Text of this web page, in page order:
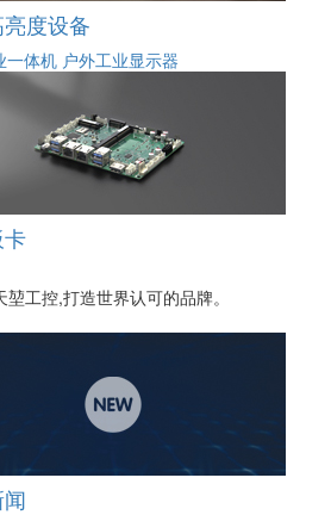
亮度设备
一体机 户外工业显示器
堃工控,打造世界认可的品牌。